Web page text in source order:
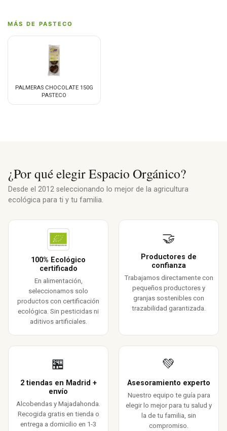
MÁS DE PASTECO
PALMERAS CHOCOLATE 150G
PASTECO
¿Por qué elegir Espacio Orgánico?
Desde el 2012 seleccionando lo mejor de la agricultura
ecológica para ti y tu familia.
100% Ecológico
certificado
En alimentación,
seleccionamos solo
productos con certificación
ecológica. Sin pesticidas ni
aditivos artificiales.
🤝
Productores de
confianza
Trabajamos directamente con
pequeños productores y
granjas sostenibles con
trazabilidad garantizada.
🏪
2 tiendas en Madrid +
envío
Alcobendas y Majadahonda.
Recogida gratis en tienda o
entrega a domicilio en 1-3
💚
Asesoramiento experto
Nuestro equipo te guía para
elegir lo mejor para tu salud y
la de tu familia, sin
compromiso.